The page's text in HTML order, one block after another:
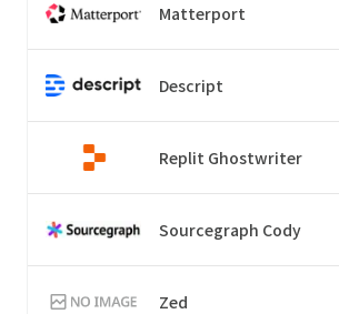
Matterport
Descript
Replit Ghostwriter
Sourcegraph Cody
Zed